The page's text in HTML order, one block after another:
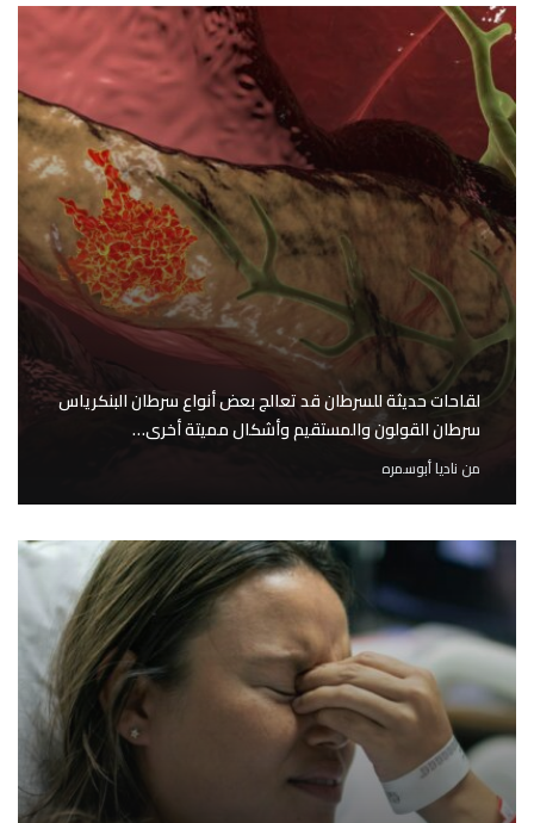
لقاحات حديثة للسرطان قد تعالج بعض أنواع سرطان البنكرياس
سرطان القولون والمستقيم وأشكال مميتة أخرى…
من ناديا أبوسمره